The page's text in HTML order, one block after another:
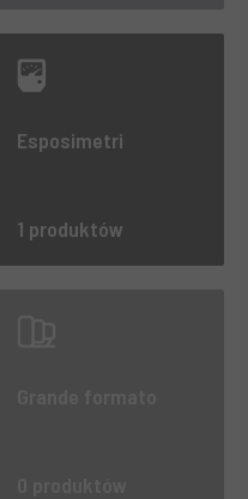
Esposimetri
1 produktów